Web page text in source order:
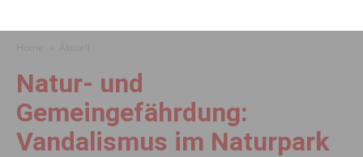
Natur- und
Gemeingefährdung:
Vandalismus im Naturpark